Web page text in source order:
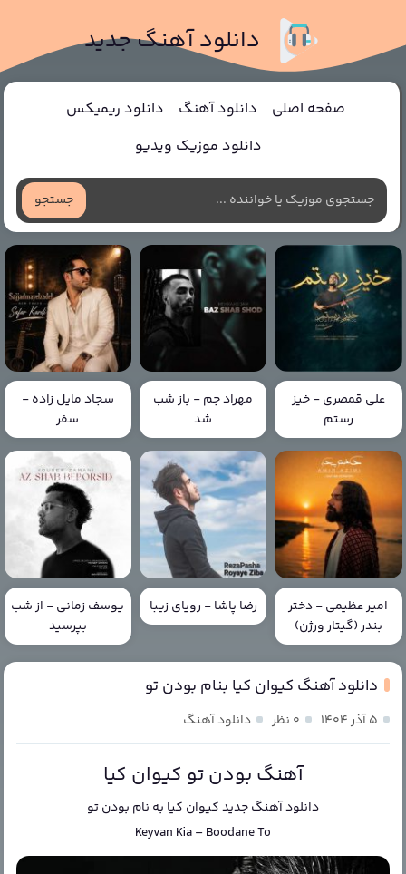
دانلود آهنگ جدید
صفحه اصلی دانلود آهنگ
دانلود ریمیکس
دانلود موزیک ویدیو
جستجو
علی قمصری - خیز
رستم
مهراد جم - باز شب
شد
سجاد مایل زاده -
سفر
امیر عظیمی - دختر
بندر (گیتار ورژن)
رضا پاشا - رویای زیبا
یوسف زمانی - از شب
بپرسید
دانلود آهنگ کیوان کیا بنام بودن تو
۵ آذر ۱۴۰۴ ۰ نظر دانلود آهنگ
آهنگ بودن تو کیوان کیا
دانلود آهنگ جدیدکیوان کیا به نام بودن تو
Keyvan Kia–Boodane To